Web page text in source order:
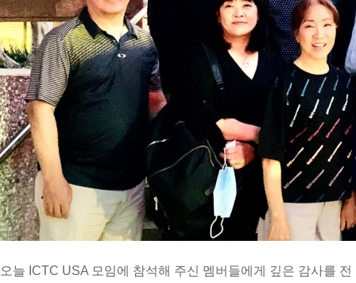
오늘 ICTC USA 모임에 참석해 주신 멤버들에게 깊은 감사를 전